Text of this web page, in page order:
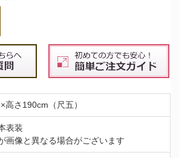
高さ190cm（尺五）
表装
画像と異なる場合がございます